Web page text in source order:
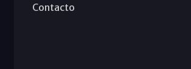
Contacto